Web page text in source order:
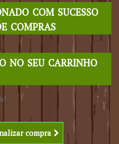
com sucesso
compras
no seu carrinho
compra